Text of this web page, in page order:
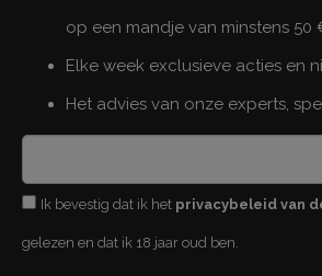
op een mandje van minstens 50
Elke week exclusieve acties en
Het advies van onze experts,
Ik bevestig dat ik het privacybeleid van
gelezen en dat ik 18 jaar oud ben.